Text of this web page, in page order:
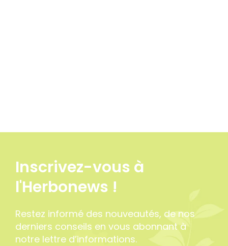
Inscrivez-vous à
l'Herbonews !
Restez informé des nouveautés, de nos
derniers conseils en vous abonnant à
notre lettre d’informations.